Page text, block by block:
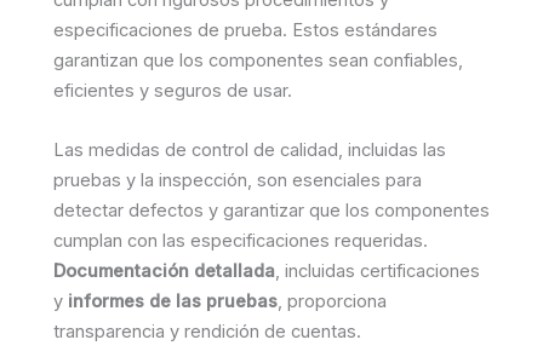
especificaciones de prueba. Estos estándares
garantizan que los componentes sean confiables,
eficientes y seguros de usar.
Las medidas de control de calidad, incluidas las
pruebas y la inspección, son esenciales para
detectar defectos y garantizar que los componentes
cumplan con las especificaciones requeridas.
Documentación detallada, incluidas certificaciones
y informes de las pruebas, proporciona
transparencia y rendición de cuentas.